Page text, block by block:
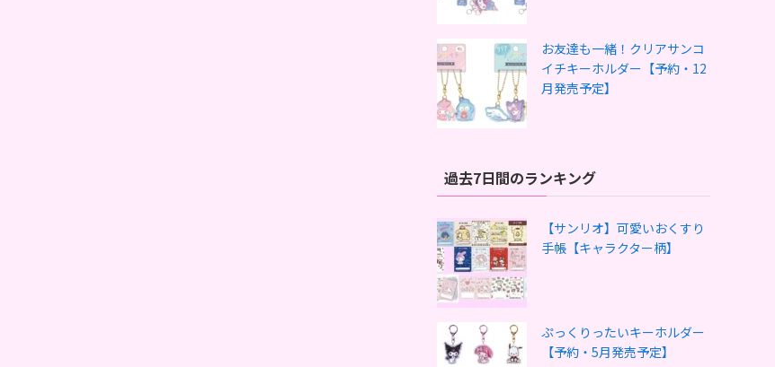
お友達も一緒！クリアサンコ
イチキーホルダー【予約・12
月発売予定】
過去7日間のランキング
【サンリオ】可愛いおくすり
手帳【キャラクター柄】
ぷっくりったいキーホルダー
【予約・5月発売予定】